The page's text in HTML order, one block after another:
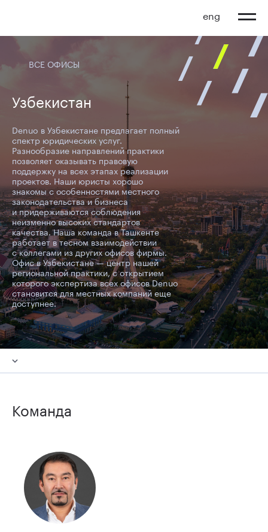
eng
ВСЕ ОФИСЫ
Узбекистан
Denuo в Узбекистане предлагает полный
спектр юридических услуг.
Разнообразие направлений практики
позволяет оказывать правовую
поддержку на всех этапах реализации
проектов. Наши юристы хорошо
знакомы с особенностями местного
законодательства и бизнеса
и придерживаются соблюдения
неизменно высоких стандартов
качества. Наша команда в Ташкенте
работает в тесном взаимодействии
с коллегами из других офисов фирмы.
Офис в Узбекистане — центр нашей
региональной практики, с открытием
которого экспертиза всех офисов Denuo
становится для местных компаний еще
доступнее.
Команда